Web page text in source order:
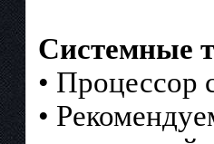
Системные
• Процессор
•